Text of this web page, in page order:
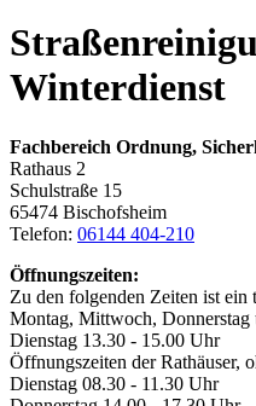
Winterdienst
Fachbereich Ordnung,
Rathaus 2
Schulstraße 15
65474 Bischofsheim
Telefon: 06144 404-210
Öffnungszeiten:
Zu den folgenden Zeiten ist
Montag, Mittwoch,
Dienstag 13.30 - 15.00 Uhr
Öffnungszeiten der Rathäuser,
Dienstag 08.30 - 11.30 Uhr